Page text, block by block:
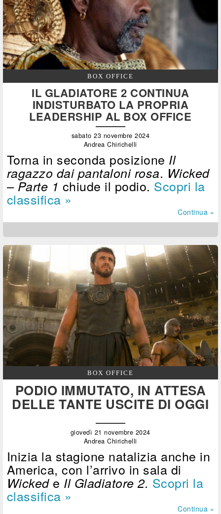
BOX OFFICE
IL GLADIATORE 2 CONTINUA
INDISTURBATO LA PROPRIA
LEADERSHIP AL BOX OFFICE
sabato 23 novembre 2024
Andrea Chirichelli
Torna in seconda posizione Il
ragazzo dai pantaloni rosa. Wicked
– Parte 1 chiude il podio. Scopri la
classifica »
Continua »
BOX OFFICE
PODIO IMMUTATO, IN ATTESA
DELLE TANTE USCITE DI OGGI
giovedì 21 novembre 2024
Andrea Chirichelli
Inizia la stagione natalizia anche in
America, con l’arrivo in sala di
Wickede Il Gladiatore 2. Scopri la
classifica »
Continua »